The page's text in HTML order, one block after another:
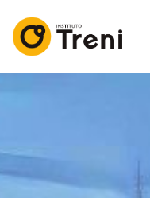
content